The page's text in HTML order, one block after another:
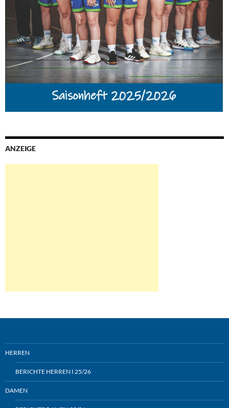
ANZEIGE
HERREN
BERICHTE HERREN I 25/26
DAMEN